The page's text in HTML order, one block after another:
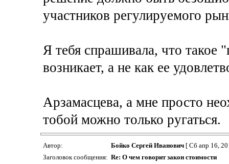
участников регулируемого
Я тебя спрашивала, что такое
возникает, а не как ее
Арзамасцева, а мне просто
тобой можно только ругаться.
Автор: Бойко Сергей Иванович[ Сб апр 16,
Заголовок сообщения: Re: О чем говорит закон стоимости